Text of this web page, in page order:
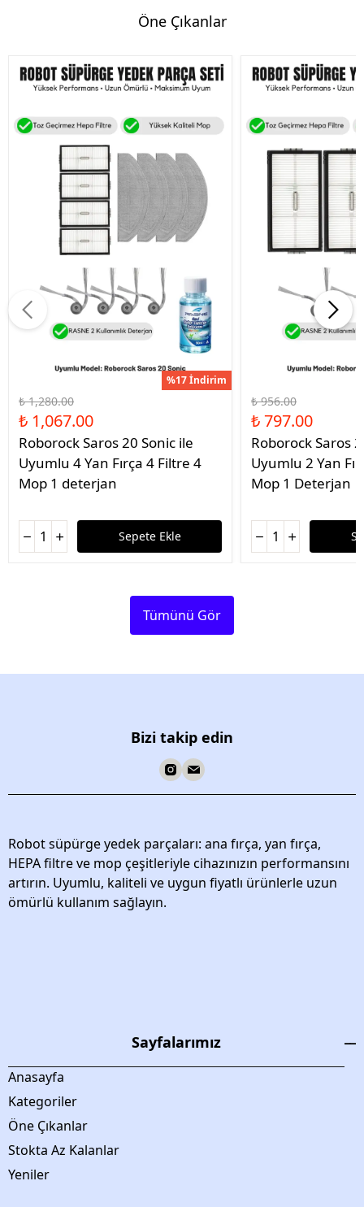
Öne Çıkanlar
%17 İndirim
₺ 1,280.00
₺ 1,067.00
Roborock Saros 20 Sonic ile
Uyumlu 4 Yan Fırça 4 Filtre 4
Mop 1 deterjan
Sepete Ekle
₺ 956.00
₺ 797.00
Roborock Saros
Uyumlu 2 Yan
Mop 1 Deterjan
Tümünü Gör
Bizi takip edin
Robot süpürge yedek parçaları: ana fırça, yan fırça,
HEPA filtre ve mop çeşitleriyle cihazınızın performansını
artırın. Uyumlu, kaliteli ve uygun fiyatlı ürünlerle uzun
ömürlü kullanım sağlayın.
Sayfalarımız
Anasayfa
Kategoriler
Öne Çıkanlar
Stokta Az Kalanlar
Yeniler